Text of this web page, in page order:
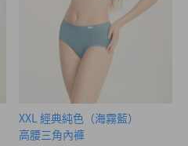
XXL 經典純色（海霧藍）
高腰三角內褲